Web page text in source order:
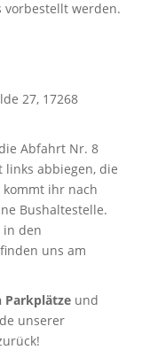
vorbestellt werden.
27, 17268
Abfahrt Nr. 8
links abbiegen, die
ihr nach
Bushaltestelle.
in den
uns am
Parkplätze und
unserer